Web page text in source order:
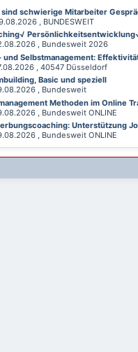
sind schwierige Mitarbeiter
, BUNDESWEIT
, Bundesweit 2026
und Selbstmanagement:
, 40547 Düsseldorf
Basic und speziell
, Bundesweit
Methoden im Online
, Bundesweit ONLINE
Unterstützung
, Bundesweit ONLINE